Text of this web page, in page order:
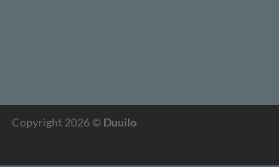
Copyright 2026 © Duuilo